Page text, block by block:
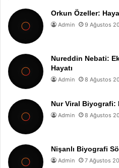
Orkun Özeller:
Admin 9 Ağustos
Nureddin Nebati:
Hayatı
Admin 8 Ağustos
Nur Viral Biyografi:
Admin 8 Ağustos
Nişanlı Biyografi
Admin 7 Ağustos